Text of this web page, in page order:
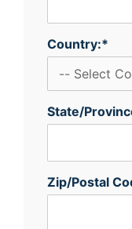
Country:*
State/
Zip/Postal